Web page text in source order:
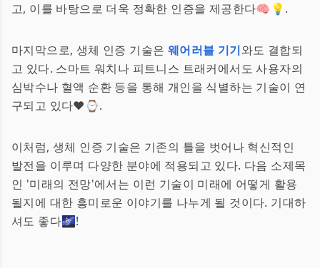
고, 이를 바탕으로 더욱 정확한 인증을 제공한다🧠💡.
마지막으로, 생체 인증 기술은 웨어러블 기기와도 결합되
고 있다. 스마트 워치나 피트니스 트래커에서도 사용자의
심박수나 혈액 순환 등을 통해 개인을 식별하는 기술이 연
구되고 있다❤️⌚.
이처럼, 생체 인증 기술은 기존의 틀을 벗어나 혁신적인
발전을 이루며 다양한 분야에 적용되고 있다. 다음 소제목
인 '미래의 전망'에서는 이런 기술이 미래에 어떻게 활용
될지에 대한 흥미로운 이야기를 나누게 될 것이다. 기대하
셔도 좋다🌌!